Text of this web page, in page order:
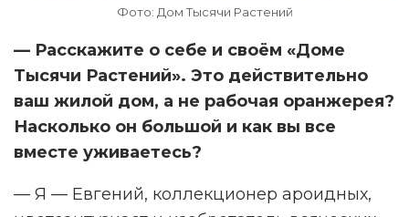
Фото: Дом Тысячи Растений
— Расскажите о себе и своём «Доме
Тысячи Растений». Это действительно
ваш жилой дом, а не рабочая оранжерея?
Насколько он большой и как вы все
вместе уживаетесь?
— Я — Евгений, коллекционер ароидных,